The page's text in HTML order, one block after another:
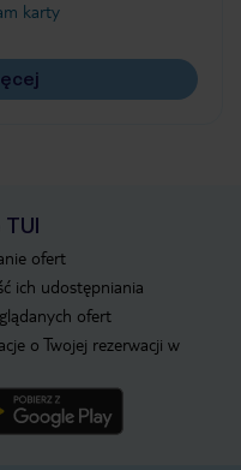
karty
ofert
ich udostępniania
ofert
o Twojej rezerwacji w